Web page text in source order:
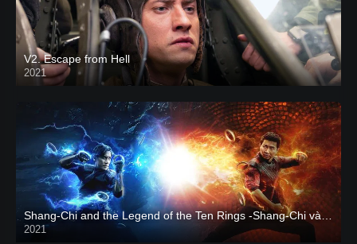
V2. Escape from Hell
2021
2021
CAM